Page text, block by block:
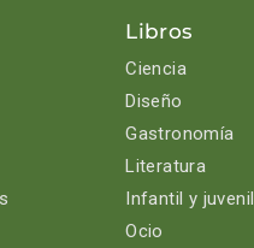
Libros
Ciencia
Diseño
Gastronomía
Literatura
Infantil y juvenil
Ocio